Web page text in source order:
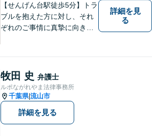
【せんげん台駅徒歩5分】トラ
ブルを抱えた方に対し、それ
ぞれのご事情に真摯に向き合
金、 労働、企業法務など、多
岐に渡る分野に精通していま
す。お困りごとはお気軽にご
連絡ください。
詳細を見
る
牧田 史 弁護士
ルポながれやま法律事務所
千葉県|流山市
詳細を見る